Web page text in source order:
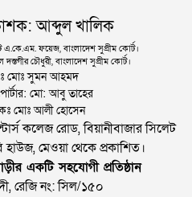
আব্দুল খালিক
ফয়েজ, বাংলাদেশ সুপ্রীম কোর্ট।
চৌধুরী, বাংলাদেশ সুপ্রীম কোর্ট।
মোঃ সুমন আহমদ
মো: আবু তাহের
মোঃ আলী হোসেন
কলেজ রোড, বিয়ানীবাজার সিলেট
হাউজ, মেওয়া থেকে প্রকাশিত।
একটি সহযোগী প্রতিষ্ঠান
রেজি নং: সিল/১৫০